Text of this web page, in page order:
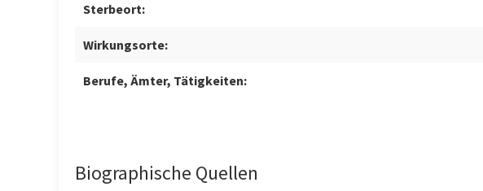
Sterbeort:
Wirkungsorte:
Berufe, Ämter, Tätigkeiten:
Biographische Quellen